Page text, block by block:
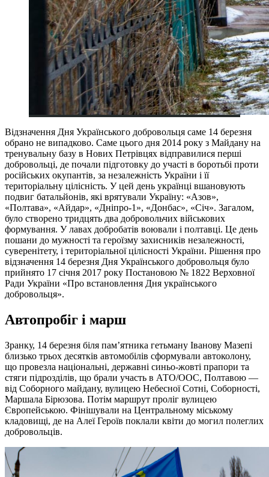
Відзначення Дня Українського добровольця саме 14 березня
обрано не випадково. Саме цього дня 2014 року з Майдану на
тренувальну базу в Нових Петрівцях відправилися перші
добровольці, де почали підготовку до участі в боротьбі проти
російських окупантів, за незалежність України і її
територіальну цілісність. У цей день українці вшановують
подвиг батальйонів, які врятували Україну: «Азов»,
«Полтава», «Айдар», «Дніпро-1», «Донбас», «Січ». Загалом,
було створено тридцять два добровольчих військових
формування. У лавах добробатів воювали і полтавці. Це день
пошани до мужності та героїзму захисників незалежності,
суверенітету, і територіальної цілісності України. Рішення про
відзначення 14 березня Дня Українського добровольця було
прийнято 17 січня 2017 року Постановою № 1822 Верховної
Ради України «Про встановлення Дня українського
добровольця».
Автопробіг і марш
Зранку, 14 березня біля пам’ятника гетьману Іванову Мазепі
близько трьох десятків автомобілів сформували автоколону,
що провезла національні, державні синьо-жовті прапори та
стяги підрозділів, що брали участь в АТО/ООС, Полтавою —
від Соборного майдану, вулицею Небесної Сотні, Соборності,
Маршала Бірюзова. Потім маршрут проліг вулицею
Європейською. Фінішували на Центральному міському
кладовищі, де на Алеї Героїв поклали квіти до могил полеглих
добровольців.